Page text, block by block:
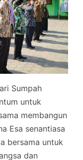
Sumpah
untuk
membangun
Esa senantiasa
bersama untuk
dan